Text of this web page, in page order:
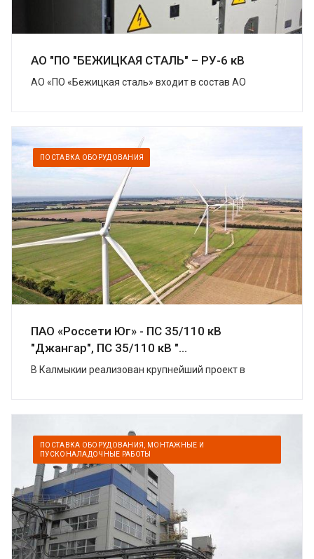
АО "ПО "БЕЖИЦКАЯ СТАЛЬ" – РУ-6 кВ
АО «ПО «Бежицкая сталь» входит в состав АО
ПОСТАВКА ОБОРУДОВАНИЯ
ПАО «Россети Юг» - ПС 35/110 кВ
"Джангар", ПС 35/110 кВ "...
В Калмыкии реализован крупнейший проект в
построили в Цел...
ПОСТАВКА ОБОРУДОВАНИЯ, МОНТАЖНЫЕ И
ПУСКОНАЛАДОЧНЫЕ РАБОТЫ